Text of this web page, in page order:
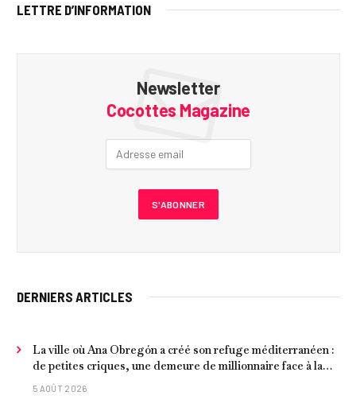
LETTRE D’INFORMATION
Newsletter
Cocottes Magazine
DERNIERS ARTICLES
La ville où Ana Obregón a créé son refuge méditerranéen :
de petites criques, une demeure de millionnaire face à la
mer et les meilleurs fruits de mer
5 AOÛT 2026